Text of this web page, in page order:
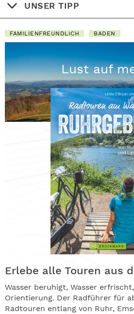
UNSER TIPP
FAMILIENFREUNDLICH BADEN
Lust auf
Erlebe alle Touren aus
Wasser beruhigt, Wasser
Orientierung. Der Radführer für
Radtouren entlang von Ruhr,